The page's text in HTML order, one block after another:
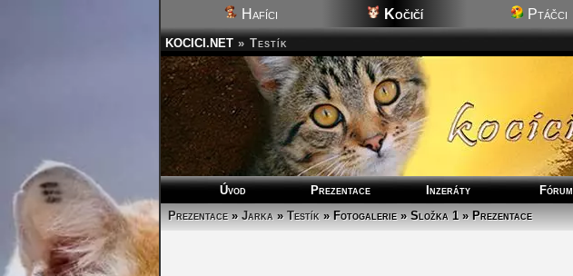
Hafíci Kočičí Ptáčci
KOCICI.NET » Testík
Úvod Prezentace Inzeráty Fórum
Prezentace»Jarka»Testík»Fotogalerie » Složka 1 » Prezentace